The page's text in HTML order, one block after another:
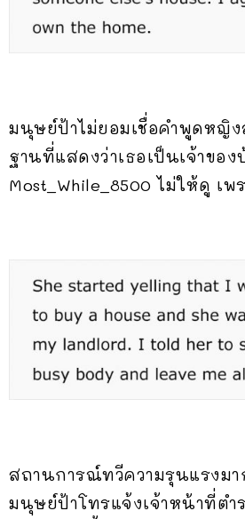
มนุษย์ป้าไม่ยอมเชื่อคำพูดหญิ
ฐานที่แสดงว่าเธอเป็นเจ้าขอ
Most_While_8500 ไม่ให้ดู เพ
สถานการณ์ทวีความรุนแรงม
มนุษย์ป้าโทรแจ้งเจ้าหน้าที่ตำ